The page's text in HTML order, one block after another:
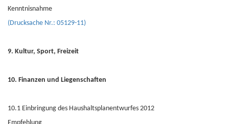
Kenntnisnahme
(Drucksache Nr.: 05129-11)
9. Kultur, Sport, Freizeit
10. Finanzen und Liegenschaften
10.1 Einbringung des Haushaltsplanentwurfes 2012